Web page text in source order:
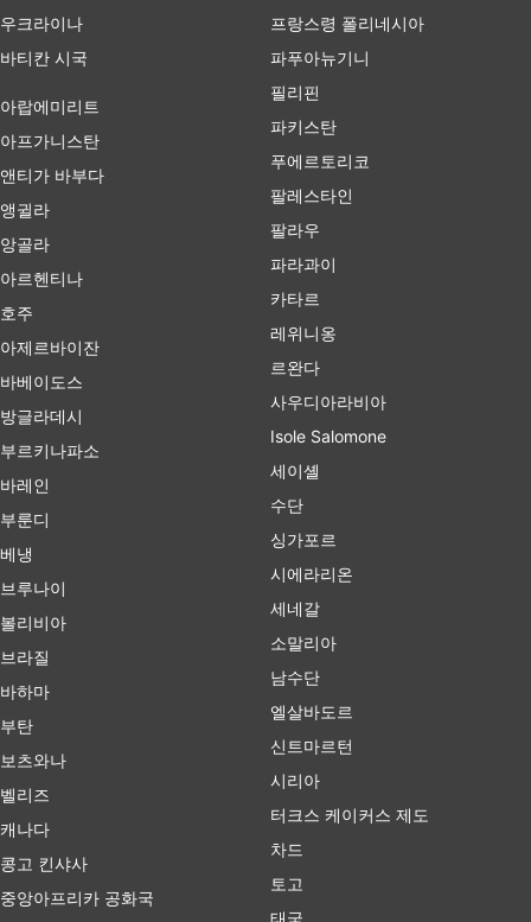
우크라이나
바티칸 시국
아랍에미리트
아프가니스탄
앤티가 바부다
앵귈라
앙골라
아르헨티나
호주
아제르바이잔
바베이도스
방글라데시
부르키나파소
바레인
부룬디
베냉
브루나이
볼리비아
브라질
바하마
부탄
보츠와나
벨리즈
캐나다
콩고 킨샤사
중앙아프리카 공화국
프랑스령 폴리네시아
파푸아뉴기니
필리핀
파키스탄
푸에르토리코
팔레스타인
팔라우
파라과이
카타르
레위니옹
르완다
사우디아라비아
Isole Salomone
세이셸
수단
싱가포르
시에라리온
세네갈
소말리아
남수단
엘살바도르
신트마르턴
시리아
터크스 케이커스 제도
차드
토고
태국